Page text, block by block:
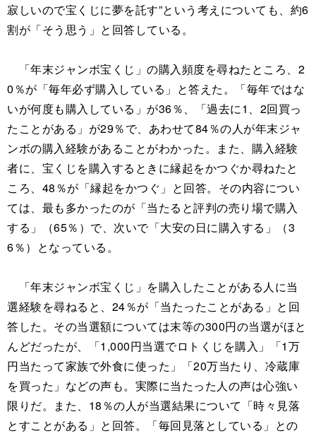
寂しいので宝くじに夢を託す”という考えについても、約6
割が「そう思う」と回答している。
「年末ジャンボ宝くじ」の購入頻度を尋ねたところ、2
0％が「毎年必ず購入している」と答えた。「毎年ではな
いが何度も購入している」が36％、「過去に1、2回買っ
たことがある」が29％で、あわせて84％の人が年末ジャ
ンボの購入経験があることがわかった。また、購入経験
者に、宝くじを購入するときに縁起をかつぐか尋ねたと
ころ、48％が「縁起をかつぐ」と回答。その内容につい
ては、最も多かったのが「当たると評判の売り場で購入
する」（65％）で、次いで「大安の日に購入する」（3
6％）となっている。
「年末ジャンボ宝くじ」を購入したことがある人に当
選経験を尋ねると、24％が「当たったことがある」と回
答した。その当選額については末等の300円の当選がほと
んどだったが、「1,000円当選でロトくじを購入」「1万
円当たって家族で外食に使った」「20万当たり、冷蔵庫
を買った」などの声も。実際に当たった人の声は心強い
限りだ。また、18％の人が当選結果について「時々見落
とすことがある」と回答。「毎回見落としている」との